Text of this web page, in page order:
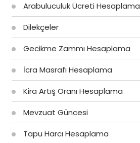
Arabuluculuk Ücreti Hesaplama
Dilekçeler
Gecikme Zammı Hesaplama
İcra Masrafı Hesaplama
Kira Artış Oranı Hesaplama
Mevzuat Güncesi
Tapu Harcı Hesaplama